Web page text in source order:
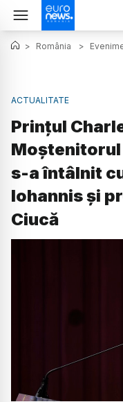
> România >
ACTUALITATE
Prințul
s-a întâlnit
Iohannis și
Ciucă